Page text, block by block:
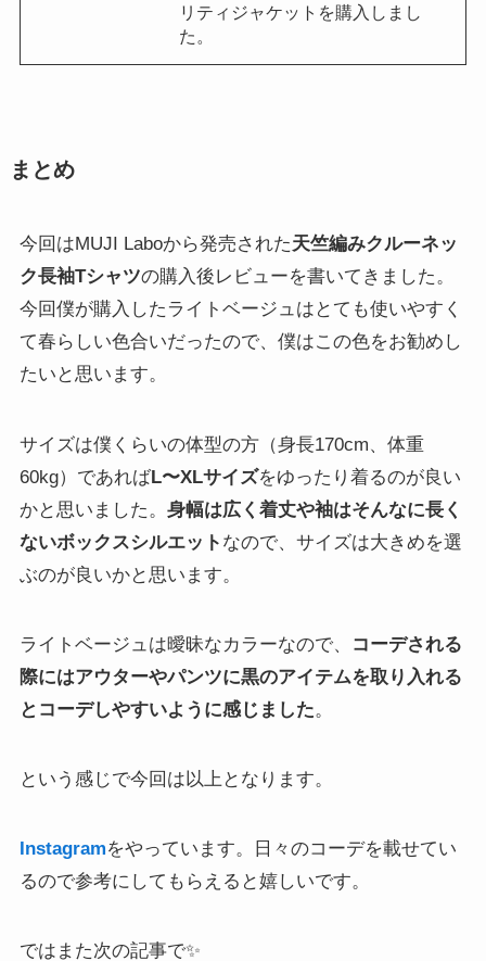
リティジャケットを購入しまし
た。
まとめ
今回はMUJI Laboから発売された天竺編みクルーネッ
ク長袖Tシャツの購入後レビューを書いてきました。
今回僕が購入したライトベージュはとても使いやすく
て春らしい色合いだったので、僕はこの色をお勧めし
たいと思います。
サイズは僕くらいの体型の方（身長170cm、体重
60kg）であればL〜XLサイズをゆったり着るのが良い
かと思いました。 身幅は広く着丈や袖はそんなに長く
ないボックスシルエット なので、サイズは大きめを選
ぶのが良いかと思います。
ライトベージュは曖昧なカラーなので、
コーデされる
際にはアウターやパンツに黒のアイテムを取り入れる
とコーデしやすいように感じました。
という感じで今回は以上となります。
Instagramをやっています。日々のコーデを載せてい
るので参考にしてもらえると嬉しいです。
ではまた次の記事で✨